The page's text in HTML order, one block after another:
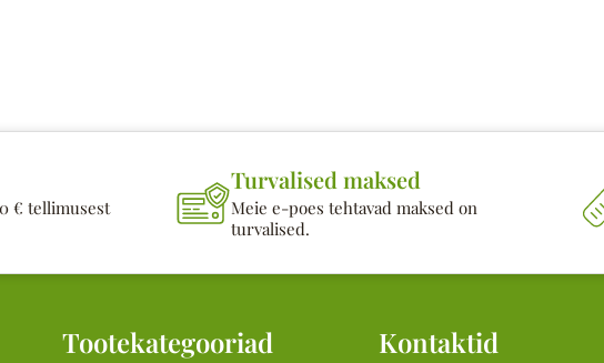
€ tellimusest
Turvalised maksed
Meie e-poes tehtavad maksed on
turvalised.
Tootekategooriad Kontaktid